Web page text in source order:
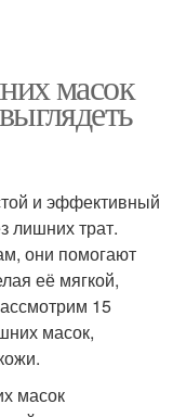
масок
и эффективный
лишних трат.
они помогают
её мягкой,
15
масок,
масок